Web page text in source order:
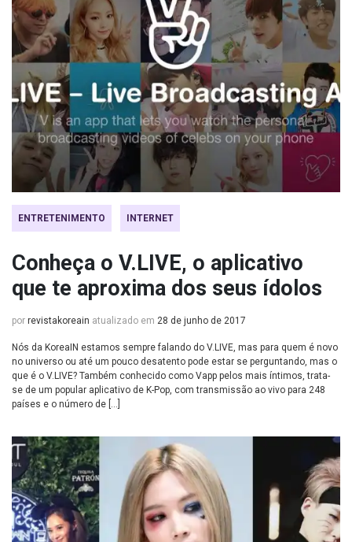
ENTRETENIMENTO INTERNET
Conheça o V.LIVE, o aplicativo
que te aproxima dos seus ídolos
por revistakoreain atualizado em 28 de junho de 2017
Nós da KoreaIN estamos sempre falando do V.LIVE, mas para quem é novo
no universo ou até um pouco desatento pode estar se perguntando, mas o
que é o V.LIVE? Também conhecido como Vapp pelos mais íntimos, trata-
se de um popular aplicativo de K-Pop, com transmissão ao vivo para 248
países e o número de […]